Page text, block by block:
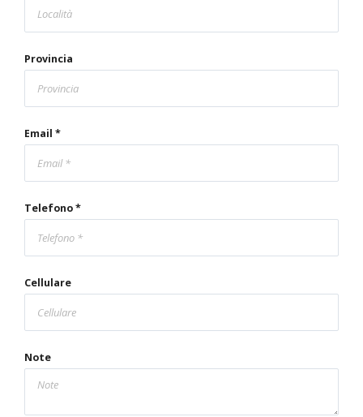
Provincia
Email *
Telefono *
Cellulare
Note